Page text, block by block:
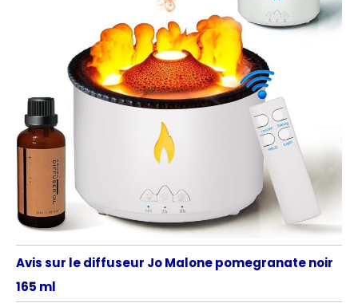
Avis sur le diffuseur Jo Malone pomegranate noir
165 ml